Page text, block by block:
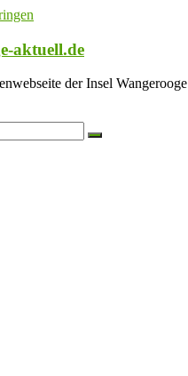
aktuell.de
der Insel Wangerooge